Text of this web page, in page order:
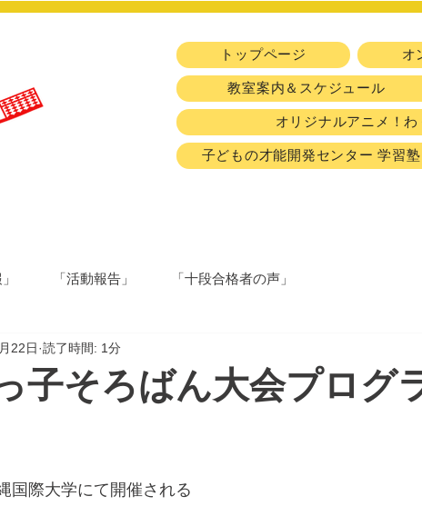
トップページ オ
教室案内＆スケジュール
オリジナルアニメ！
子どもの才能開発センター 学習
「活動報告」 「十段合格者の声」
子そろばん大会プログ
22日 読了時間: 1分
国際大学にて開催される